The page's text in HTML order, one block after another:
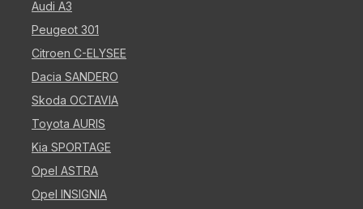
Audi A3
Peugeot 301
Citroen C-ELYSEE
Dacia SANDERO
Skoda OCTAVIA
Toyota AURIS
Kia SPORTAGE
Opel ASTRA
Opel INSIGNIA